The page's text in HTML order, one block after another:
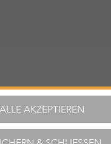
ALLE AKZEPTIEREN